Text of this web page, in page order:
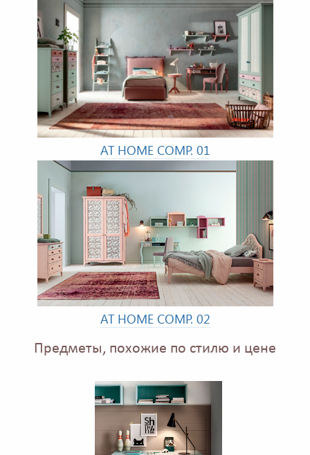
AT HOME COMP. 01
AT HOME COMP. 02
Предметы, похожие по стилю и цене